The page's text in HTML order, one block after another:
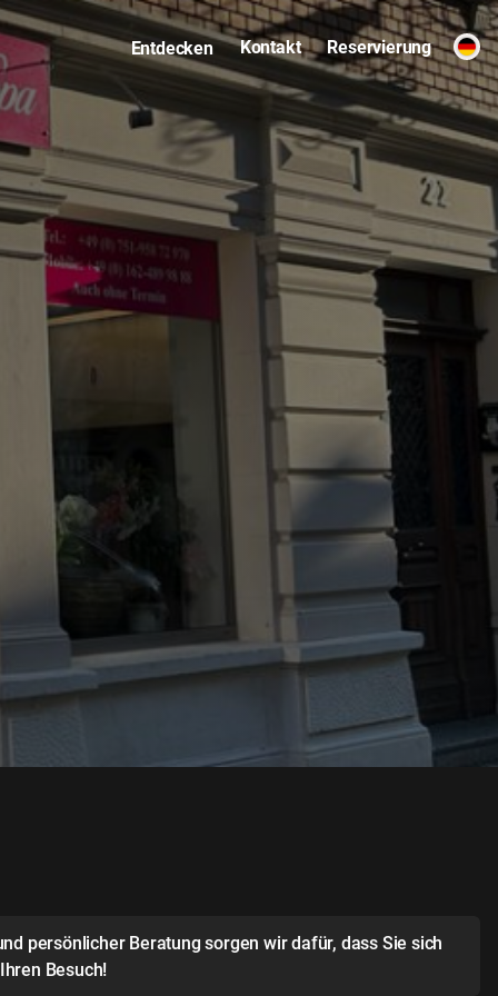
Entdecken Kontakt Reservierung
persönlicher Beratung sorgen wir dafür, dass Sie sich
Besuch!